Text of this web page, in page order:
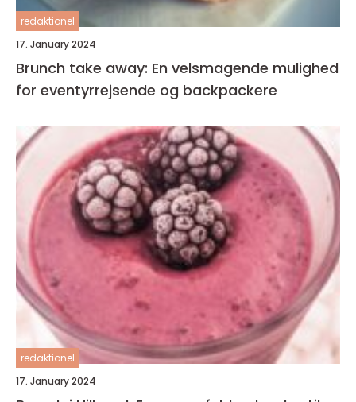
redaktionel
17. January 2024
Brunch take away: En velsmagende mulighed
for eventyrrejsende og backpackere
redaktionel
17. January 2024